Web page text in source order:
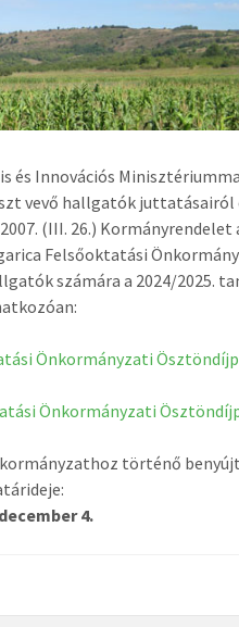
és Innovációs
vevő hallgatók juttatásairól
(III. 26.) Kormányrendelet
Felsőoktatási
számára a 2024/2025.
Önkormányzati
Önkormányzati
történő
4.